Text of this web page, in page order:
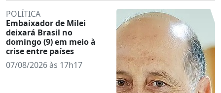
POLÍTICA
Embaixador de Milei
deixará Brasil no
domingo (9) em meio à
crise entre países
07/08/2026 às 17h17